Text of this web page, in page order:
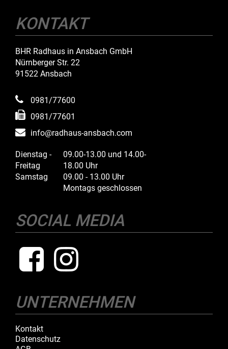
KONTAKT
BHR Radhaus in Ansbach GmbH
Nürnberger Str. 22
91522 Ansbach
0981/77600
0981/77601
info@radhaus-ansbach.com
Dienstag -
Freitag
09.00-13.00 und 14.00-
18.00 Uhr
Samstag
09.00 - 13.00 Uhr
Montags geschlossen
SOCIAL MEDIA
UNTERNEHMEN
Kontakt
Datenschutz